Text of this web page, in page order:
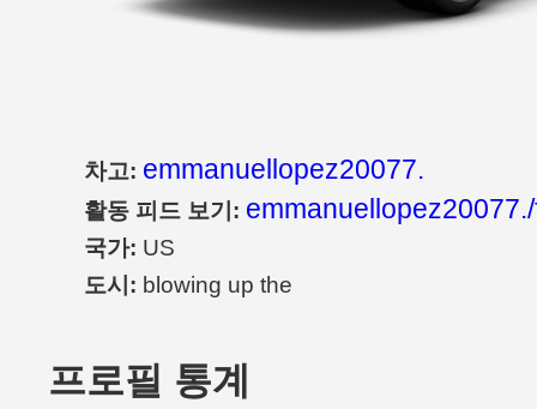
차고: emmanuellopez20077.
활동 피드 보기:
국가: US
도시: blowing up the
프로필 통계